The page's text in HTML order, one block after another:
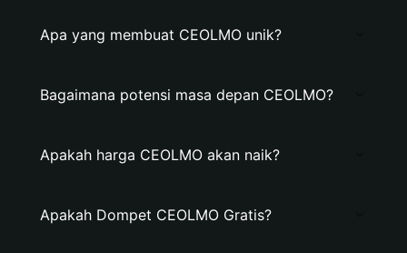
Apa yang membuat CEOLMO unik?
Bagaimana potensi masa depan CEOLMO?
Apakah harga CEOLMO akan naik?
Apakah Dompet CEOLMO Gratis?